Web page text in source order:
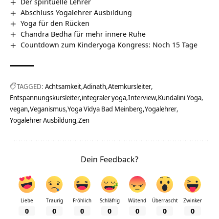
Abschluss Yogalehrer Ausbildung
Yoga für den Rücken
Chandra Bedha für mehr innere Ruhe
Countdown zum Kinderyoga Kongress: Noch 15 Tage
TAGGED: Achtsamkeit Adinath Atemkursleiter
Entspannungskursleiter integraler yoga Interview Kundalini Yoga
vegan Veganismus Yoga Vidya Bad Meinberg Yogalehrer
Yogalehrer Ausbildung Zen
Dein Feedback?
Liebe
0
Traurig
0
Fröhlich
0
Schläfrig
0
Wütend
0
Überrascht
0
Zwinker
0